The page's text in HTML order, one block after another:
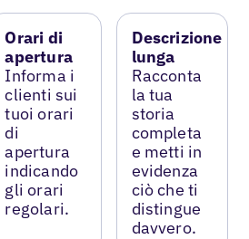
Orari di
apertura
Informa i
clienti sui
tuoi orari
di
apertura
indicando
gli orari
regolari.
Descrizione
lunga
Racconta
la tua
storia
completa
e metti in
evidenza
ciò che ti
distingue
davvero.